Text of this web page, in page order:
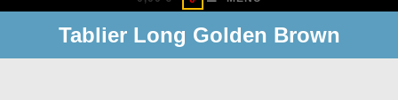
Tablier Long Golden Brown